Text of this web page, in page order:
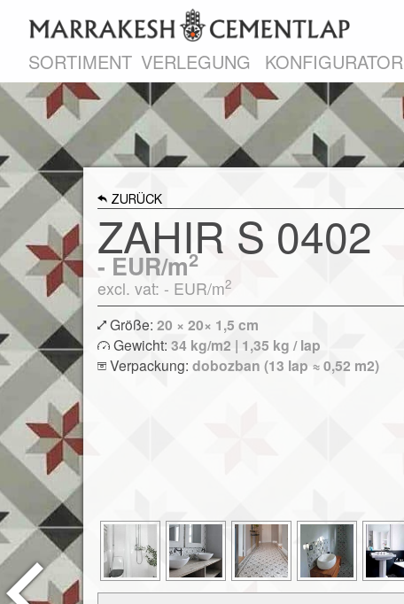
SORTIMENT VERLEGUNG KONFIGURATOR
ZURÜCK
ZAHIR S 0402
- EUR/m2
excl. vat: - EUR/m2
Größe:20 × 20× 1,5 cm
Gewicht:34 kg/m2 | 1,35 kg / lap
Verpackung:dobozban (13 lap ≈ 0,52 m2)